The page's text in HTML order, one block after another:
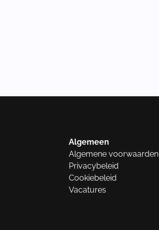
Algemeen
Algemene voorwaarden
Privacybeleid
Cookiebeleid
Vacatures